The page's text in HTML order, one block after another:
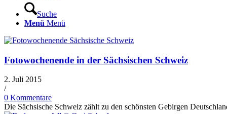
Suche
Menü Menü
Fotowochenende in der Sächsischen Schweiz
2. Juli 2015
/
0 Kommentare
Die Sächsische Schweiz zählt zu den schönsten Gebirgen